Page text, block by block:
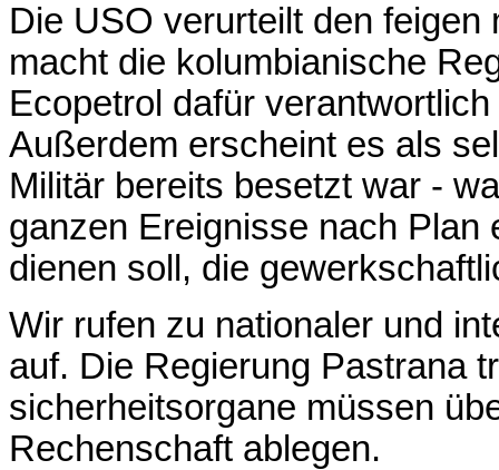
Die USO verurteilt den feigen
macht die kolumbianische
Ecopetrol dafür
Außerdem erscheint es als
Militär bereits besetzt war -
ganzen Ereignisse nach Plan
dienen soll, die
Wir rufen zu nationaler und
auf. Die Regierung Pastrana
sicherheitsorgane müssen
Rechenschaft ablegen.